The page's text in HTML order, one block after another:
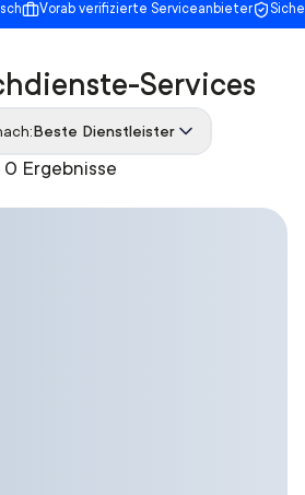
Vorab verifizierte Serviceanbieter
0 Ergebnisse
Services
Beste Dienstleister